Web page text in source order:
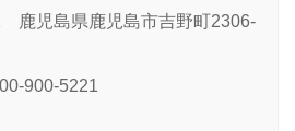
児島県鹿児島市吉野町2306-
900-5221